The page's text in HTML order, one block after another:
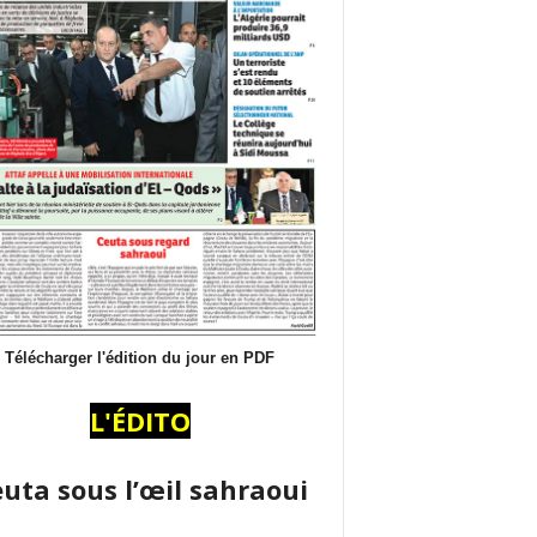
Télécharger l'édition du jour en PDF
L'ÉDITO
sous l’œil sahraoui